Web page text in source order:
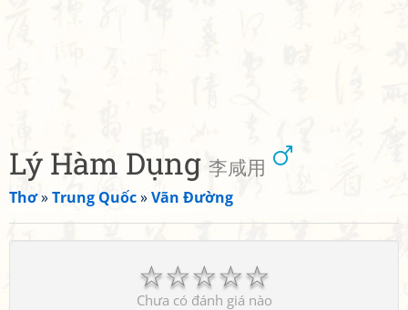
Lý Hàm Dụng 李咸用
Thơ»Trung Quốc»Vãn Đường
☆
☆
☆
☆
☆
Chưa có đánh giá nào